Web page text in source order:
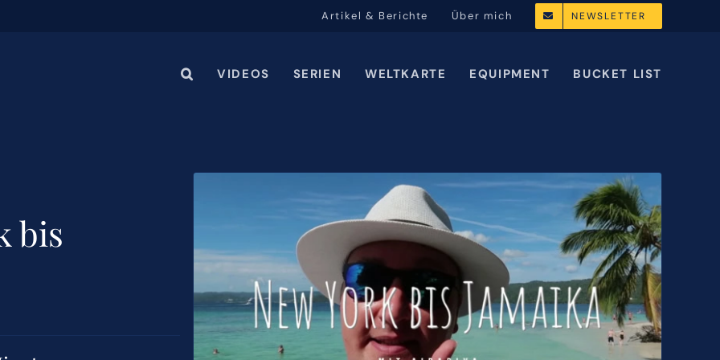
Artikel & Berichte Über mich NEWSLETTER
VIDEOS SERIEN WELTKARTE EQUIPMENT BUCKET LIST
bis